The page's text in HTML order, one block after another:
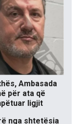
Ambasada
për ata që
ligjit
nga shtetësia